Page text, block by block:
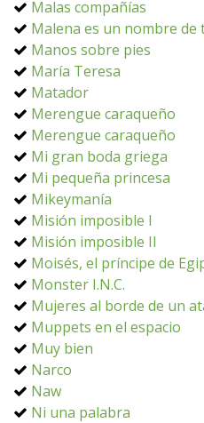
Malas compañías
Malena es un nombre de
Manos sobre pies
María Teresa
Matador
Merengue caraqueño
Merengue caraqueño
Mi gran boda griega
Mi pequeña princesa
Mikeymanía
Misión imposible I
Misión imposible II
Moisés, el príncipe de
Monster I.N.C.
Mujeres al borde de un
Muppets en el espacio
Muy bien
Narco
Naw
Ni una palabra